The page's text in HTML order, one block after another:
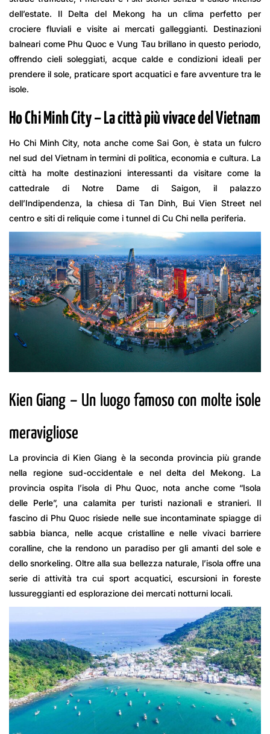
dell’estate. Il Delta del Mekong ha un clima perfetto per
crociere fluviali e visite ai mercati galleggianti. Destinazioni
balneari come Phu Quoc e Vung Tau brillano in questo periodo,
offrendo cieli soleggiati, acque calde e condizioni ideali per
prendere il sole, praticare sport acquatici e fare avventure tra le
isole.
Ho Chi Minh City – La città più vivace del Vietnam
Ho Chi Minh City, nota anche come Sai Gon, è stata un fulcro
nel sud del Vietnam in termini di politica, economia e cultura. La
città ha molte destinazioni interessanti da visitare come la
cattedrale di Notre Dame di Saigon, il palazzo
dell’Indipendenza, la chiesa di Tan Dinh, Bui Vien Street nel
centro e siti di reliquie come i tunnel di Cu Chi nella periferia.
Kien Giang – Un luogo famoso con molte isole
meravigliose
La provincia di Kien Giang è la seconda provincia più grande
nella regione sud-occidentale e nel delta del Mekong. La
provincia ospita l’isola di Phu Quoc, nota anche come “Isola
delle Perle”, una calamita per turisti nazionali e stranieri. Il
fascino di Phu Quoc risiede nelle sue incontaminate spiagge di
sabbia bianca, nelle acque cristalline e nelle vivaci barriere
coralline, che la rendono un paradiso per gli amanti del sole e
dello snorkeling. Oltre alla sua bellezza naturale, l’isola offre una
serie di attività tra cui sport acquatici, escursioni in foreste
lussureggianti ed esplorazione dei mercati notturni locali.